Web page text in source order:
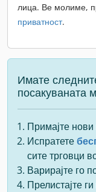
лица. Ве молиме,
приватност.
Имате
посакуваната
Примајте нови
Испратете
сите трговци
Варирајте го
Прелистајте